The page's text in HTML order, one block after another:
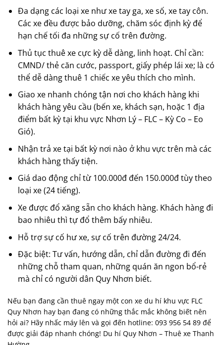
Đa dạng các loại xe như xe tay ga, xe số, xe tay côn.
Các xe đều được bảo dưỡng, chăm sóc định kỳ để
hạn chế tối đa những sự cố trên đường.
Thủ tục thuê xe cực kỳ dễ dàng, linh hoạt. Chỉ cần:
CMND/ thẻ căn cước, passport, giấy phép lái xe; là có
thể dễ dàng thuê 1 chiếc xe yêu thích cho mình.
Giao xe nhanh chóng tận nơi cho khách hàng khi
khách hàng yêu cầu (bến xe, khách sạn, hoặc 1 địa
điểm bất kỳ tại khu vực Nhơn Lý – FLC – Kỳ Co – Eo
Gió).
Nhận trả xe tại bất kỳ nơi nào ở khu vực trên mà các
khách hàng thấy tiện.
Giá dao động chỉ từ 100.000đ đến 150.000đ tùy theo
loại xe (24 tiếng).
Xe được đổ xăng sẵn cho khách hàng. Khách hàng đi
bao nhiêu thì tự đổ thêm bấy nhiêu.
Hỗ trợ sự cố hư xe, sự cố trên đường 24/24.
Đặc biệt: Tư vấn, hướng dẫn, chỉ dẫn đường đi đến
những chỗ tham quan, những quán ăn ngon bổ-rẻ
mà chỉ có người dân Quy Nhơn biết.
Nếu bạn đang cần thuê ngay một con xe du hí khu vực FLC
Quy Nhơn hay bạn đang có những thắc mắc không biết nên
hỏi ai? Hãy nhấc máy lên và gọi đến hotline: 093 956 54 89 để
được giải đáp nhanh chóng! Du hí Quy Nhơn – Thuê xe Thanh